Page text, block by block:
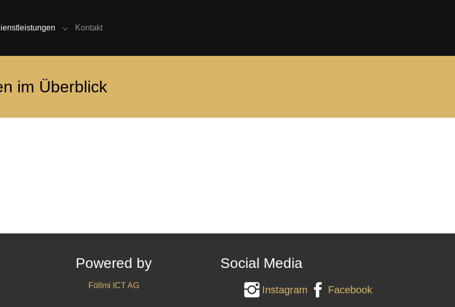
(current)
Submenu for "Dienstleistungen"
Kontakt
im Überblick
Powered by
Föllmi ICT AG
Social Media
Instagram Facebook